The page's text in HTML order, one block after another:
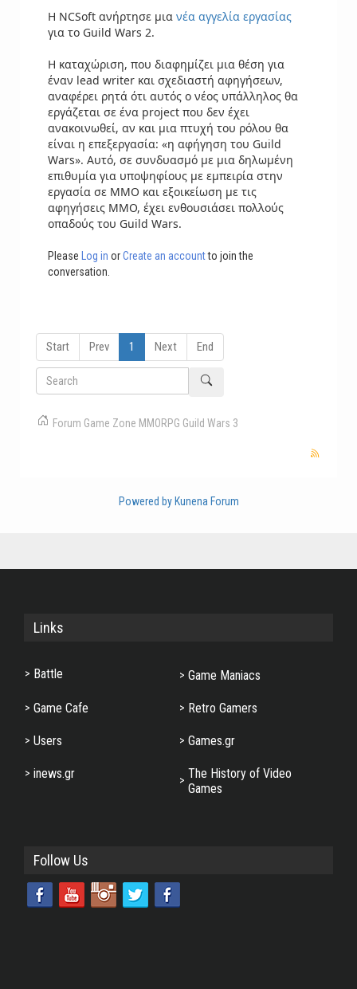
Η NCSoft ανήρτησε μια νέα αγγελία εργασίας
για το Guild Wars 2.
Η καταχώριση, που διαφημίζει μια θέση για
έναν lead writer και σχεδιαστή αφηγήσεων,
αναφέρει ρητά ότι αυτός ο νέος υπάλληλος θα
εργάζεται σε ένα project που δεν έχει
ανακοινωθεί, αν και μια πτυχή του ρόλου θα
είναι η επεξεργασία: «η αφήγηση του Guild
Wars». Αυτό, σε συνδυασμό με μια δηλωμένη
επιθυμία για υποψηφίους με εμπειρία στην
εργασία σε MMO και εξοικείωση με τις
αφηγήσεις MMO, έχει ενθουσιάσει πολλούς
οπαδούς του Guild Wars.
Please Log in orCreate an accountto join the
conversation.
Start Prev 1 Next End
Forum Game Zone MMORPG Guild Wars 3
Powered by Kunena Forum
Links
Battle Game Maniacs
Game Cafe Retro Gamers
Users Games.gr
inews.gr
The History of Video
Games
Follow Us